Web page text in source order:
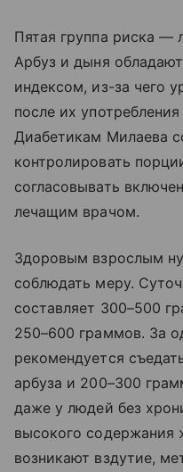
Пятая группа риска —
Арбуз и дыня
индексом, из-за чего
после их
Диабетикам Милаева
контролировать
согласовывать
лечащим врачом.
Здоровым взрослым
соблюдать меру.
составляет 300–500
250–600 граммов. За
рекомендуется
арбуза и 200–300
даже у людей без
высокого содержания
возникают вздутие,